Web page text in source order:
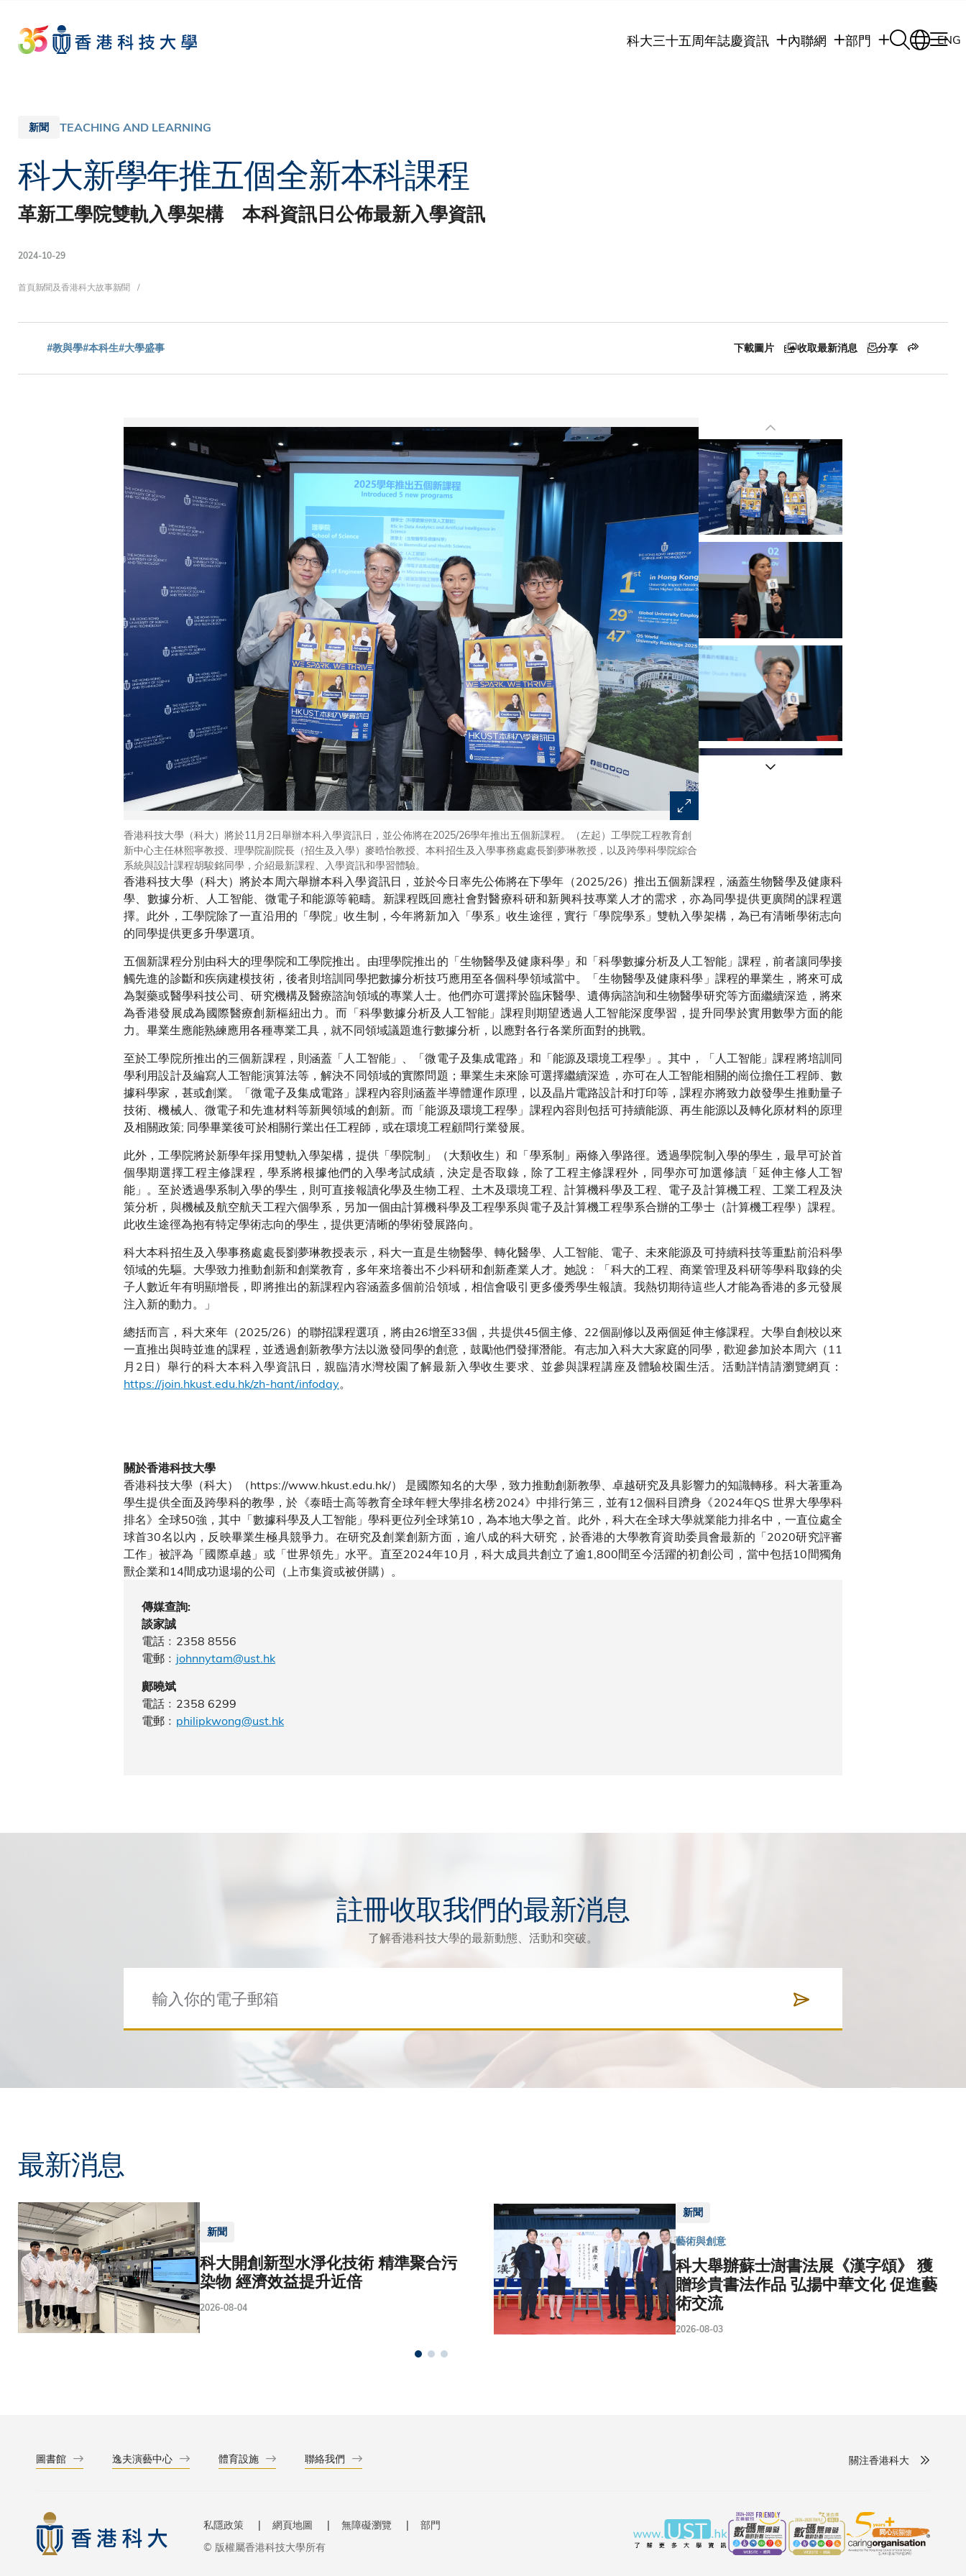
main
content
科大三十五周年誌慶資訊 內聯網 部門 ENG
新聞 TEACHING AND LEARNING
科大新學年推五個全新本科課程
革新工學院雙軌入學架構 本科資訊日公佈最新入學資訊
2024-10-29
導
航
首頁新聞及香港科大故事新聞
#教與學#本科生#大學盛事 下載圖片 收取最新消息 分享
香港科技大學（科大）將於11月2日舉辦本科入學資訊日，並公佈將在2025/26學年推出五個新課程。（左起）工學院工程教育創
新中心主任林熙寧教授、理學院副院長（招生及入學）麥晧怡教授、本科招生及入學事務處處長劉夢琳教授，以及跨學科學院綜合
系統與設計課程胡駿銘同學，介紹最新課程、入學資訊和學習體驗。
香港科技大學（科大）將於本周六舉辦本科入學資訊日，並於今日率先公佈將在下學年（2025/26）推出五個新課程，涵蓋生物醫學及健康科
學、數據分析、人工智能、微電子和能源等範疇。新課程既回應社會對醫療科研和新興科技專業人才的需求，亦為同學提供更廣闊的課程選
擇。此外，工學院除了一直沿用的「學院」收生制，今年將新加入「學系」收生途徑，實行「學院學系」雙軌入學架構，為已有清晰學術志向
的同學提供更多升學選項。
五個新課程分別由科大的理學院和工學院推出。由理學院推出的「生物醫學及健康科學」和「科學數據分析及人工智能」課程，前者讓同學接
觸先進的診斷和疾病建模技術，後者則培訓同學把數據分析技巧應用至各個科學領域當中。「生物醫學及健康科學」課程的畢業生，將來可成
為製藥或醫學科技公司、研究機構及醫療諮詢領域的專業人士。他們亦可選擇於臨床醫學、遺傳病諮詢和生物醫學研究等方面繼續深造，將來
為香港發展成為國際醫療創新樞紐出力。而「科學數據分析及人工智能」課程則期望透過人工智能深度學習，提升同學於實用數學方面的能
力。畢業生應能熟練應用各種專業工具，就不同領域議題進行數據分析，以應對各行各業所面對的挑戰。
至於工學院所推出的三個新課程，則涵蓋「人工智能」、「微電子及集成電路」和「能源及環境工程學」。其中，「人工智能」課程將培訓同
學利用設計及編寫人工智能演算法等，解決不同領域的實際問題；畢業生未來除可選擇繼續深造，亦可在人工智能相關的崗位擔任工程師、數
據科學家，甚或創業。「微電子及集成電路」課程內容則涵蓋半導體運作原理，以及晶片電路設計和打印等，課程亦將致力啟發學生推動量子
技術、機械人、微電子和先進材料等新興領域的創新。而「能源及環境工程學」課程內容則包括可持續能源、再生能源以及轉化原材料的原理
及相關政策; 同學畢業後可於相關行業出任工程師，或在環境工程顧問行業發展。
此外，工學院將於新學年採用雙軌入學架構，提供「學院制」（大類收生）和「學系制」兩條入學路徑。透過學院制入學的學生，最早可於首
個學期選擇工程主修課程，學系將根據他們的入學考試成績，決定是否取錄，除了工程主修課程外，同學亦可加選修讀「延伸主修人工智
能」。至於透過學系制入學的學生，則可直接報讀化學及生物工程、土木及環境工程、計算機科學及工程、電子及計算機工程、工業工程及決
策分析，與機械及航空航天工程六個學系，另加一個由計算機科學及工程學系與電子及計算機工程學系合辦的工學士（計算機工程學）課程。
此收生途徑為抱有特定學術志向的學生，提供更清晰的學術發展路向。
科大本科招生及入學事務處處長劉夢琳教授表示，科大一直是生物醫學、轉化醫學、人工智能、電子、未來能源及可持續科技等重點前沿科學
領域的先驅。大學致力推動創新和創業教育，多年來培養出不少科研和創新產業人才。她說﹕「科大的工程、商業管理及科研等學科取錄的尖
子人數近年有明顯增長，即將推出的新課程內容涵蓋多個前沿領域，相信會吸引更多優秀學生報讀。我熱切期待這些人才能為香港的多元發展
注入新的動力。」
總括而言，科大來年（2025/26）的聯招課程選項，將由26增至33個，共提供45個主修、22個副修以及兩個延伸主修課程。大學自創校以來
一直推出與時並進的課程，並透過創新教學方法以激發同學的創意，鼓勵他們發揮潛能。有志加入科大大家庭的同學，歡迎參加於本周六（11
月2日）舉行的科大本科入學資訊日，親臨清水灣校園了解最新入學收生要求、並參與課程講座及體驗校園生活。活動詳情請瀏覽網頁：
https://join.hkust.edu.hk/zh-hant/infoday。
關於香港科技大學
香港科技大學（科大）（https://www.hkust.edu.hk/） 是國際知名的大學，致力推動創新教學、卓越研究及具影響力的知識轉移。科大著重為
學生提供全面及跨學科的教學，於《泰晤士高等教育全球年輕大學排名榜2024》中排行第三，並有12個科目躋身《2024年QS 世界大學學科
排名》全球50強，其中「數據科學及人工智能」學科更位列全球第10，為本地大學之首。此外，科大在全球大學就業能力排名中，一直位處全
球首30名以內，反映畢業生極具競爭力。在研究及創業創新方面，逾八成的科大研究，於香港的大學教育資助委員會最新的「2020研究評審
工作」被評為「國際卓越」或「世界領先」水平。直至2024年10月，科大成員共創立了逾1,800間至今活躍的初創公司，當中包括10間獨角
獸企業和14間成功退場的公司（上市集資或被併購）。
傳媒查詢:
談家誠
電話﹕2358 8556
電郵﹕ johnnytam@ust.hk
鄺曉斌
電話﹕2358 6299
電郵﹕ philipkwong@ust.hk
註冊收取我們的最新消息
了解香港科技大學的最新動態、活動和突破。
最新消息
新聞
科大開創新型水淨化技術 精準聚合污
染物 經濟效益提升近倍
2026-08-04
新聞
藝術與創意
科大舉辦蘇士澍書法展《漢字頌》 獲
贈珍貴書法作品 弘揚中華文化 促進藝
術交流
2026-08-03
圖書館 逸夫演藝中心 體育設施 聯絡我們 關注香港科大
私隱政策 網頁地圖 無障礙瀏覽
部門
© 版權屬香港科技大學所有